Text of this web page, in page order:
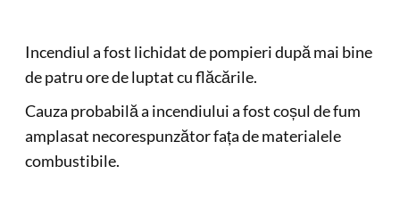
Incendiul a fost lichidat de pompieri după mai bine
de patru ore de luptat cu flăcările.
Cauza probabilă a incendiului a fost coșul de fum
amplasat necorespunzător fața de materialele
combustibile.